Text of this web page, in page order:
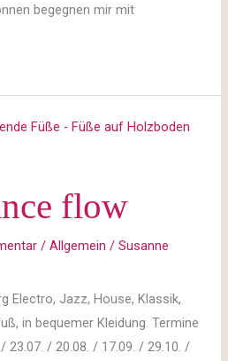
begegnen mir mit
flow
/Allgemein /Susanne
Electro, Jazz, House, Klassik,
in bequemer Kleidung. Termine
23.07. / 20.08. / 17.09. / 29.10. /